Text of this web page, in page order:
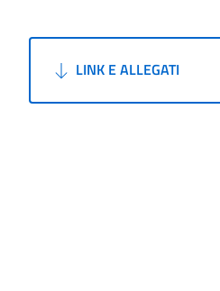
LINK E ALLEGATI